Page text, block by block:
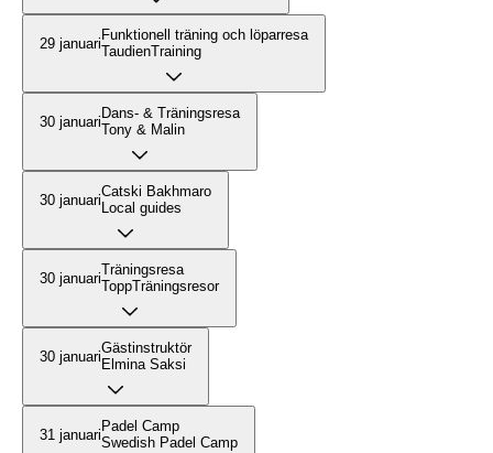
29 januari Funktionell träning och löparresa
TaudienTraining
30 januari Dans- & Träningsresa
Tony & Malin
30 januariCatski Bakhmaro
Local guides
30 januariTräningsresa
ToppTräningsresor
30 januariGästinstruktör
Elmina Saksi
31 januari Padel Camp
Swedish Padel Camp